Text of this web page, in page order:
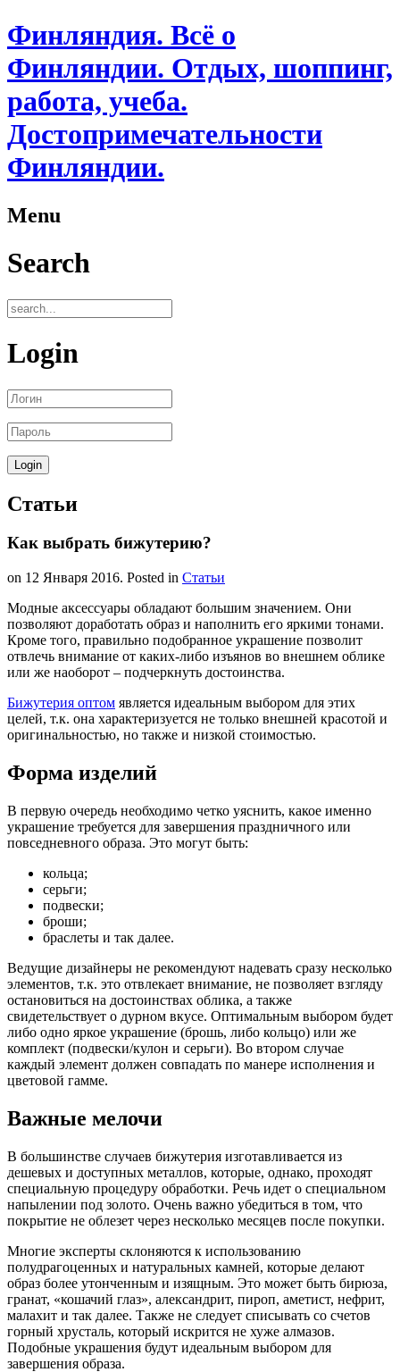
Финляндия. Всё о
Финляндии. Отдых, шоппинг,
работа, учеба.
Достопримечательности
Финляндии.
Menu
Search
Login
Статьи
Как выбрать бижутерию?
on 12 Января 2016. Posted in Статьи
Модные аксессуары обладают большим значением. Они
позволяют доработать образ и наполнить его яркими тонами.
Кроме того, правильно подобранное украшение позволит
отвлечь внимание от каких-либо изъянов во внешнем облике
или же наоборот – подчеркнуть достоинства.
Бижутерия оптом является идеальным выбором для этих
целей, т.к. она характеризуется не только внешней красотой и
оригинальностью, но также и низкой стоимостью.
Форма изделий
В первую очередь необходимо четко уяснить, какое именно
украшение требуется для завершения праздничного или
повседневного образа. Это могут быть:
кольца;
серьги;
подвески;
броши;
браслеты и так далее.
Ведущие дизайнеры не рекомендуют надевать сразу несколько
элементов, т.к. это отвлекает внимание, не позволяет взгляду
остановиться на достоинствах облика, а также
свидетельствует о дурном вкусе. Оптимальным выбором будет
либо одно яркое украшение (брошь, либо кольцо) или же
комплект (подвески/кулон и серьги). Во втором случае
каждый элемент должен совпадать по манере исполнения и
цветовой гамме.
Важные мелочи
В большинстве случаев бижутерия изготавливается из
дешевых и доступных металлов, которые, однако, проходят
специальную процедуру обработки. Речь идет о специальном
напылении под золото. Очень важно убедиться в том, что
покрытие не облезет через несколько месяцев после покупки.
Многие эксперты склоняются к использованию
полудрагоценных и натуральных камней, которые делают
образ более утонченным и изящным. Это может быть бирюза,
гранат, «кошачий глаз», александрит, пироп, аметист, нефрит,
малахит и так далее. Также не следует списывать со счетов
горный хрусталь, который искрится не хуже алмазов.
Подобные украшения будут идеальным выбором для
завершения образа.